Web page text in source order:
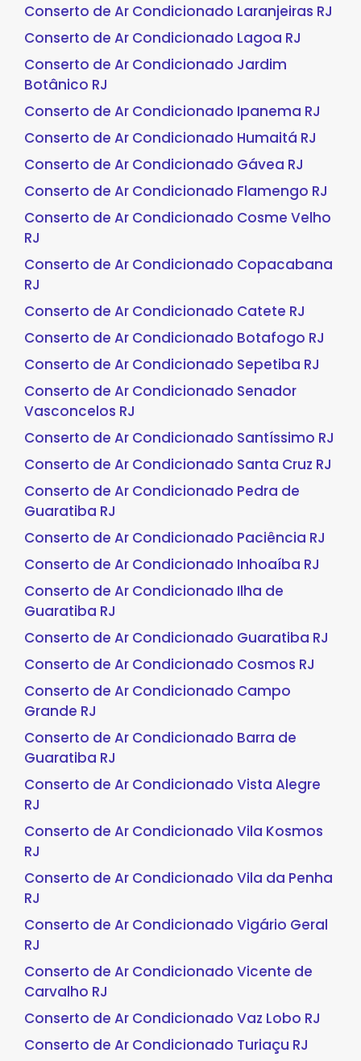
Conserto de Ar Condicionado Laranjeiras RJ
Conserto de Ar Condicionado Lagoa RJ
Conserto de Ar Condicionado Jardim
Botânico RJ
Conserto de Ar Condicionado Ipanema RJ
Conserto de Ar Condicionado Humaitá RJ
Conserto de Ar Condicionado Gávea RJ
Conserto de Ar Condicionado Flamengo RJ
Conserto de Ar Condicionado Cosme Velho
RJ
Conserto de Ar Condicionado Copacabana
RJ
Conserto de Ar Condicionado Catete RJ
Conserto de Ar Condicionado Botafogo RJ
Conserto de Ar Condicionado Sepetiba RJ
Conserto de Ar Condicionado Senador
Vasconcelos RJ
Conserto de Ar Condicionado Santíssimo RJ
Conserto de Ar Condicionado Santa Cruz RJ
Conserto de Ar Condicionado Pedra de
Guaratiba RJ
Conserto de Ar Condicionado Paciência RJ
Conserto de Ar Condicionado Inhoaíba RJ
Conserto de Ar Condicionado Ilha de
Guaratiba RJ
Conserto de Ar Condicionado Guaratiba RJ
Conserto de Ar Condicionado Cosmos RJ
Conserto de Ar Condicionado Campo
Grande RJ
Conserto de Ar Condicionado Barra de
Guaratiba RJ
Conserto de Ar Condicionado Vista Alegre
RJ
Conserto de Ar Condicionado Vila Kosmos
RJ
Conserto de Ar Condicionado Vila da Penha
RJ
Conserto de Ar Condicionado Vigário Geral
RJ
Conserto de Ar Condicionado Vicente de
Carvalho RJ
Conserto de Ar Condicionado Vaz Lobo RJ
Conserto de Ar Condicionado Turiaçu RJ